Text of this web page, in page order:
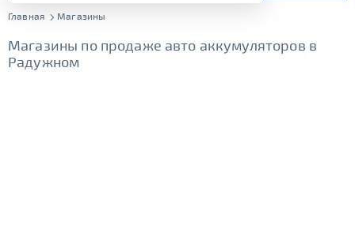
Главная Магазины
Магазины по продаже авто аккумуляторов в
Радужном